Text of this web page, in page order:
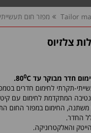
מפזר חום תעשייתי עד 80 מעלות
חדר מבוקר עד 80 0C.
תקרתי לחימום חדרים
המתקדמת לחימום עם
משתנה, החימום במפזר החום
החדר.
והאלקטרוניקה.